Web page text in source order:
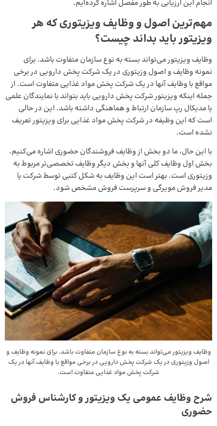
انجام این ارزیابی به طور مفصل اشاره کرده‌ایم.
مهم‌ترین اصول و وظایف ویزیتوری که هر
ویزیتور باید بداند چیست؟
وظایف ویزیتور می‌تواند بسته به نوع سازمان متفاوت باشد. برای
نمونه وظایف و اصول وزیتوری در یک شرکت پخش دارویی در برخی
مواقع با وظایف آنها در یک شرکت پخش مواد غذایی متفاوت است. از
جمله اینکه ویزیتور شرکت پخش دارویی باید بتواند با نمایندگان علمی
یا مدیکال رپ سازمان ارتباط و هماهنگی داشته باشد. این در حالی
است که این وظیفه در شرکت پخش مواد غذایی برای ویزیتور تعریف
نشده است.
با این حال، ما دو بخش از وظایف فروشندگان حضوری اشاره می‌کنیم.
بخش اول وظایف کلی آنها و بخش دیگر وظایف تخصصی‌تر مربوط به
وزیتوری است. بهتر است این وظایف به شکل کتبی توسط شرکت یا
مدیر فروش مویرگی و سرپرست فروش مشخص شود.
وظایف ویزیتور می‌تواند بسته به نوع سازمان متفاوت باشد. برای نمونه وظایف و
اصول وزیتوری در یک شرکت پخش دارویی در برخی مواقع با وظایف آنها در یک
شرکت پخش مواد غذایی متفاوت است.
شرح وظایف عمومی یک ویزیتور و کارشناس فروش
حضوری